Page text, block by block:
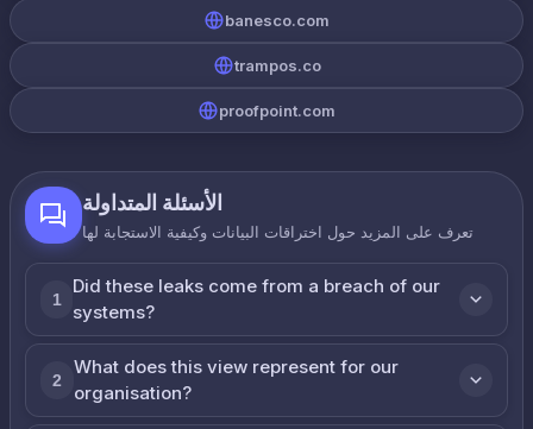
banesco.com
trampos.co
proofpoint.com
الأسئلة المتداولة
تعرف على المزيد حول اختراقات البيانات وكيفية الاستجابة لها
1
Did these leaks come from a breach of our
systems?
2
What does this view represent for our
organisation?